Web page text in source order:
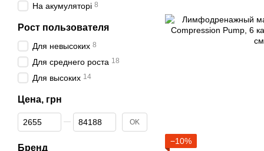
−10%
На акумуляторі 8
Рост пользователя
Для невысоких 8
Для среднего роста 18
Для высоких 14
Цена, грн
От Цена, грн
До Цена, грн OK
Бренд